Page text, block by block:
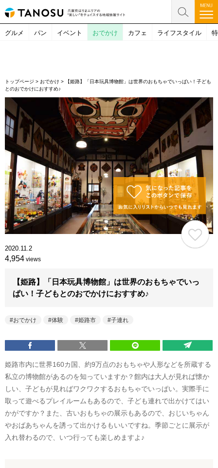
グルメ パン イベント おでかけ カフェ ライフスタイル
トップページ > おでかけ >
【姫路】「日本玩具博物館」は世界のおもちゃでいっぱい！子ども
とのおでかけにおすすめ♪
2020.11.2
4,954 views
【姫路】「日本玩具博物館」は世界のおもちゃでいっ
ぱい！子どもとのおでかけにおすすめ♪
おでかけ 体験 姫路市 子連れ
姫路市内に世界160カ国、約9万点のおもちゃや人形などを所蔵する
私立の博物館があるのを知っていますか？館内は大人が見れば懐か
しい、子どもが見ればワクワクするおもちゃでいっぱい。実際手に
取って遊べるプレイルームもあるので、子ども連れで出かけてはい
かがですか？また、古いおもちゃの展示もあるので、おじいちゃん
やおばあちゃんを誘って出かけるもいいですね。季節ごとに展示が
入れ替わるので、いつ行っても楽しめますよ♪